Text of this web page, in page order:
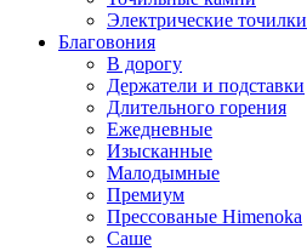
Электрические точилки
Благовония
В дорогу
Держатели и подставки
Длительного горения
Ежедневные
Изысканные
Малодымные
Премиум
Прессованые Himenoka
Саше